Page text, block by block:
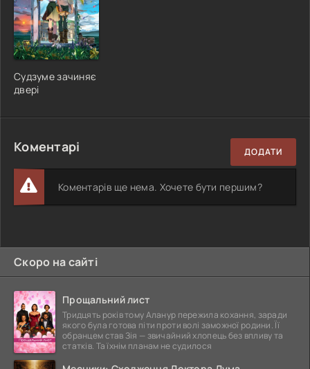
Судзуме зачиняє
двері
Коментарі ДОДАТИ
Коментарів ще нема. Хочете бути першим?
Скоро на сайті
Прощальний лист
Тридцять років тому Аланур пережила кохання, заради
якого була готова піти проти волі заможної родини. Її
обранцем став Зія — звичайний хлопець без впливу та
статків. Та їхнім планам не судилося